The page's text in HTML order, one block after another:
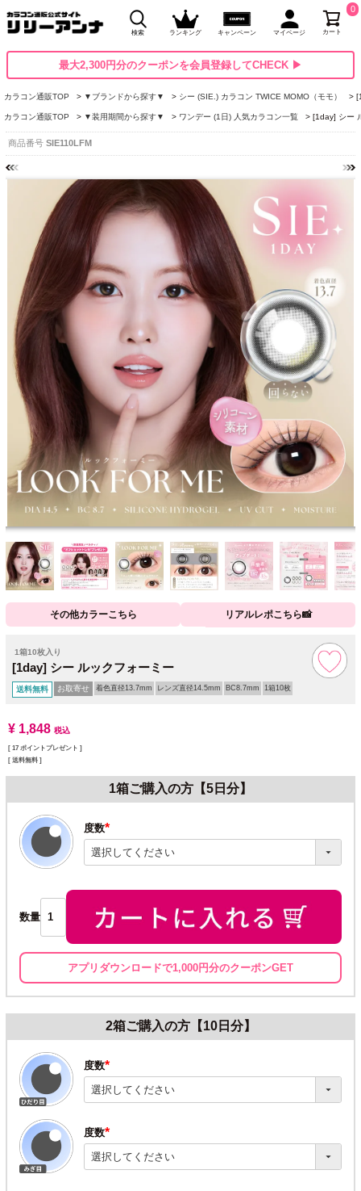
検索 ランキング キャンペーン マイページ カート
0
最大2,300円分のクーポンを会員登録してCHECK ▶
カラコン通販TOP ▼ブランドから探す▼ シー (SIE.) カラコン TWICE MOMO（モモ）
カラコン通販TOP ▼装用期間から探す▼ ワンデー (1日) 人気カラコン一覧 [1day] シー
商品番号 SIE110LFM
その他カラーこちら リアルレポこちら📸
1箱10枚入り
[1day] シー ルックフォーミー
送料無料 お取寄せ 着色直径13.7mm レンズ直径14.5mm BC8.7mm 1箱10枚
¥ 1,848 税込
[ 17 ポイントプレゼント ]
送料無料
1箱ご購入の方【5日分】
度数
(必
須)
数量
アプリダウンロードで1,000円分のクーポンGET
2箱ご購入の方【10日分】
度数
(必
須)
度数
(必
須)